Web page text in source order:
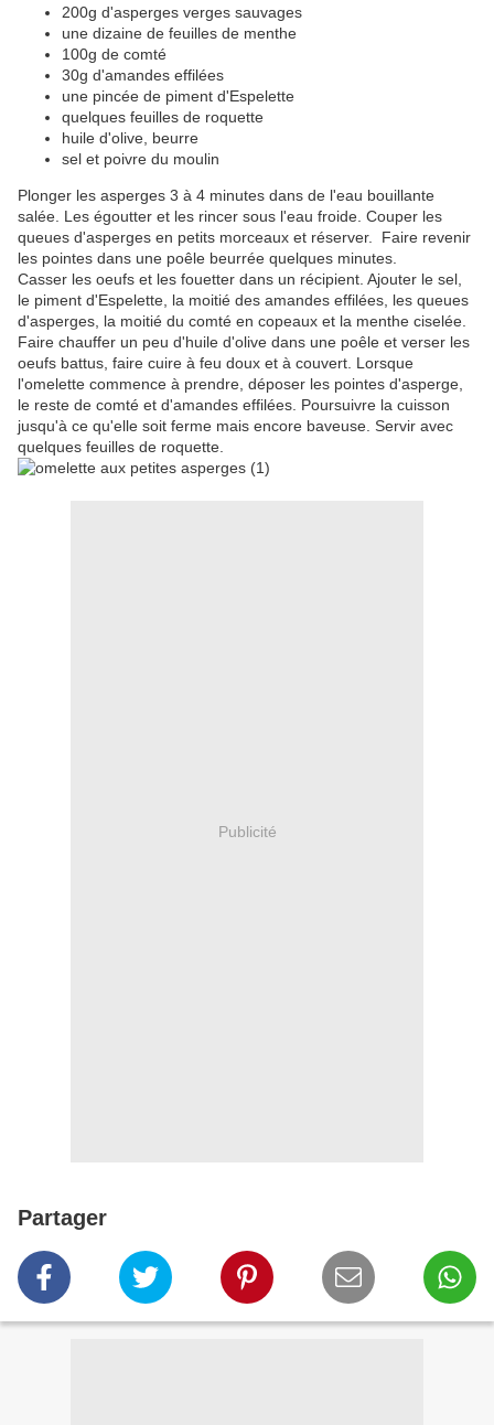
200g d'asperges verges sauvages
une dizaine de feuilles de menthe
100g de comté
30g d'amandes effilées
une pincée de piment d'Espelette
quelques feuilles de roquette
huile d'olive, beurre
sel et poivre du moulin
Plonger les asperges 3 à 4 minutes dans de l'eau bouillante
salée. Les égoutter et les rincer sous l'eau froide. Couper les
queues d'asperges en petits morceaux et réserver. Faire revenir
les pointes dans une poêle beurrée quelques minutes.
Casser les oeufs et les fouetter dans un récipient. Ajouter le sel,
le piment d'Espelette, la moitié des amandes effilées, les queues
d'asperges, la moitié du comté en copeaux et la menthe ciselée.
Faire chauffer un peu d'huile d'olive dans une poêle et verser les
oeufs battus, faire cuire à feu doux et à couvert. Lorsque
l'omelette commence à prendre, déposer les pointes d'asperge,
le reste de comté et d'amandes effilées. Poursuivre la cuisson
jusqu'à ce qu'elle soit ferme mais encore baveuse. Servir avec
quelques feuilles de roquette.
Publicité
Partager